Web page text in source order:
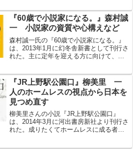
『60歳で小説家になる。』森村誠
一 小説家の資質や心構えなど
森村誠一氏の『60歳で小説家になる。』
は、2013年1月に幻冬舎新書として刊行さ
れた。主に定年を迎える方に向けて、エ
ど、年齢やジャンルを超えて共通する記
述が多い。
『JR上野駅公園口』柳美里 一
人のホームレスの視点から日本を
見つめ直す
柳美里さんの小説『JR上野駅公園口』
は、2014年3月に河出書房新社より刊行さ
れた。成りたくてホームレスに成る者は